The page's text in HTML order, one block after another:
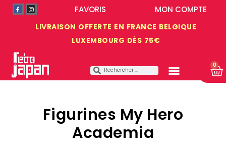
LIVRAISON OFFERTE EN FRANCE BELGIQUE
LUXEMBOURG DÈS 75€
MON COMPTE
FAVORIS
0
Figurines My Hero
Academia